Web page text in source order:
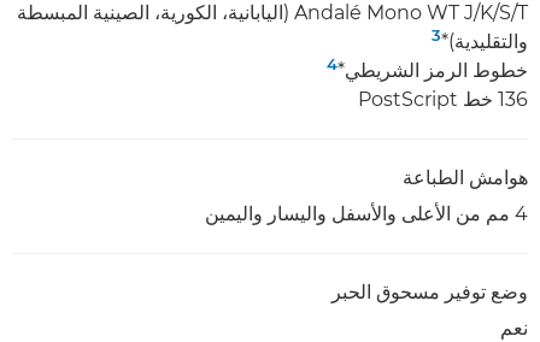
Andalé Mono WT J/K/S/T (اليابانية، الكورية، الصينية المبسطة
والتقليدية)*3
خطوط الرمز الشريطي*4
136 خط PostScript
هوامش الطباعة
4 مم من الأعلى والأسفل واليسار واليمين
وضع توفير مسحوق الحبر
نعم